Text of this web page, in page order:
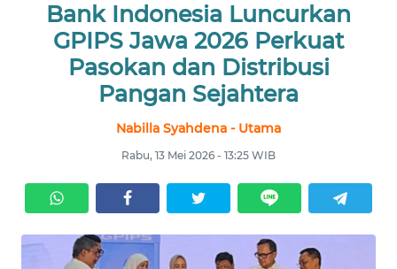
Bank Indonesia Luncurkan
GPIPS Jawa 2026 Perkuat
Pasokan dan Distribusi
Pangan Sejahtera
Nabilla Syahdena - Utama
Rabu, 13 Mei 2026 - 13:25 WIB
UTAMA
NUSANTARA
SERBI